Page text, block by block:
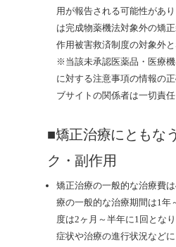
用が報告される可能性があり
は完成物薬機法対象外の矯
作用被害救済制度の対象外と
※当該未承認医薬品・医療
に対する注意事項の情報の
ブサイトの関係者は一切責任
■矯正治療にともな
ク・副作用
矯正治療の一般的な治療費
療の一般的な治療期間は1年
度は2ヶ月～半年に1回とな
症状や治療の進行状況などに